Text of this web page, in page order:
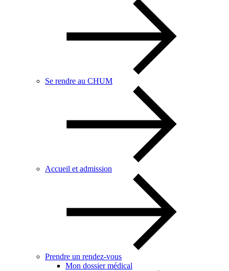
Se rendre au CHUM
Accueil et admission
Prendre un rendez-vous
Mon dossier médical